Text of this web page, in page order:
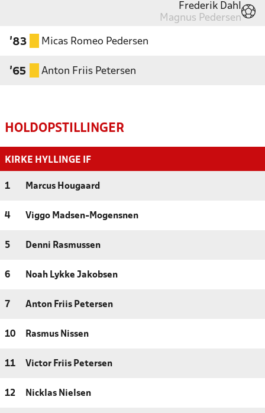
Frederik Dahl
Magnus Pedersen
'83 Micas Romeo Pedersen
'65 Anton Friis Petersen
HOLDOPSTILLINGER
KIRKE HYLLINGE IF
1 Marcus Hougaard
4 Viggo Madsen-Mogensnen
5 Denni Rasmussen
6 Noah Lykke Jakobsen
7 Anton Friis Petersen
10 Rasmus Nissen
11 Victor Friis Petersen
12 Nicklas Nielsen